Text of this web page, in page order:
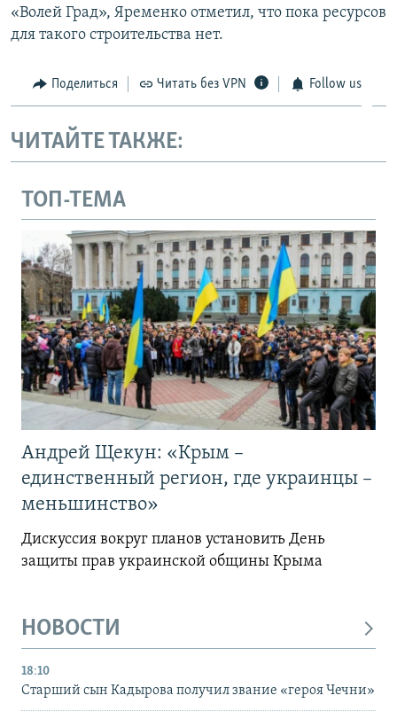
«Волей Град», Яременко отметил, что пока ресурсов
для такого строительства нет.
Поделиться Читать без VPN Follow us
ЧИТАЙТЕ ТАКЖЕ:
ТОП-ТЕМА
Андрей Щекун: «Крым –
единственный регион, где украинцы –
меньшинство»
Дискуссия вокруг планов установить День
защиты прав украинской общины Крыма
НОВОСТИ
18:10
Старший сын Кадырова получил звание «героя Чечни»